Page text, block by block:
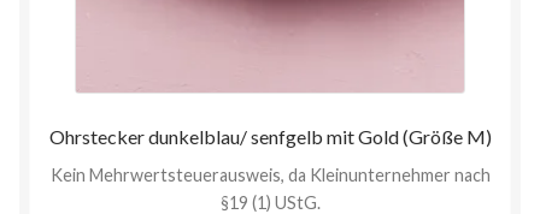
Ohrstecker dunkelblau/ senfgelb mit Gold (Größe M)
Kein Mehrwertsteuerausweis, da Kleinunternehmer nach
§19 (1) UStG.